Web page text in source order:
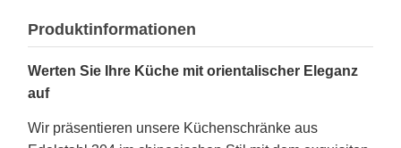
Produktinformationen
Werten Sie Ihre Küche mit orientalischer Eleganz
auf
Wir präsentieren unsere Küchenschränke aus